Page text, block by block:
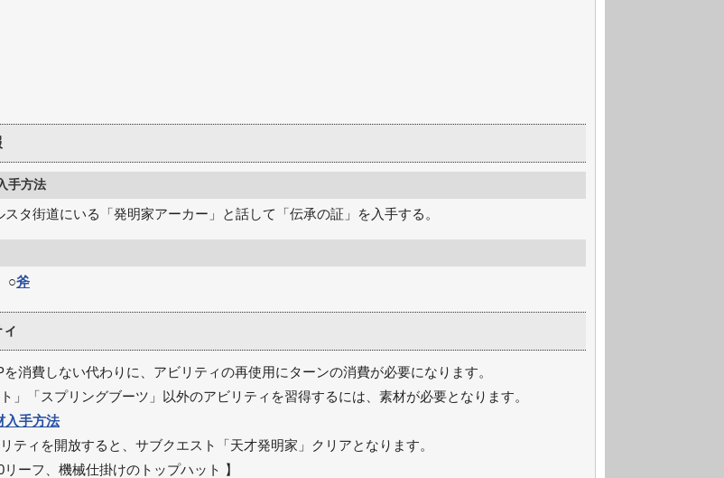
手方法
スタ街道にいる「発明家アーカー」と話して「伝承の証」を入手する。
○斧
消費しない代わりに、アビリティの再使用にターンの消費が必要になります。
」「スプリングブーツ」以外のアビリティを習得するには、素材が必要となります。
入手方法
ティを開放すると、サブクエスト「天才発明家」クリアとなります。
リーフ、機械仕掛けのトップハット 】